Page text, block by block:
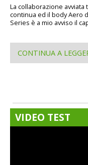
La collaborazione
continua ed il body Aero
Series è a mio avviso il
CONTINUA A
VIDEO TEST